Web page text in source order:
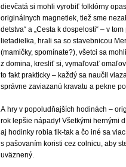
dievčatá si mohli vyrobiť folklórny
originálnych magnetiek, tiež sme
detstva“ a „Cesta k dospelosti“ – v
lietadielka, hrali sa so stavebnicou
(mamičky, spomínate?), všetci sa
z domina, kresliť si, vymaľovať
to fakt prakticky – každý sa naučil
správne zaviazanú kravatu a pekne
A hry v popoludňajších hodinách –
rok lepšie nápady! Všetkými hernými
aj hodinky robia tik-tak a čo iné sa
s pašovaním koristi cez colnicu, aby
uväznený.